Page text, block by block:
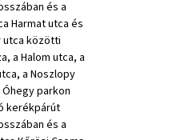
és a
Harmat utca és
utca közötti
a Halom utca, a
a Noszlopy
parkon
kerékpárút
és a